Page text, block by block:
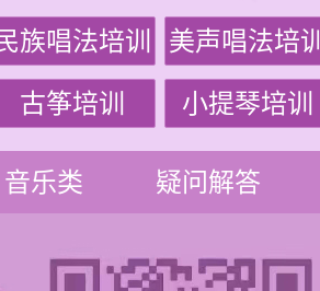
族唱法培训 美声唱法培训
古筝培训 小提琴培训
音乐类 疑问解答